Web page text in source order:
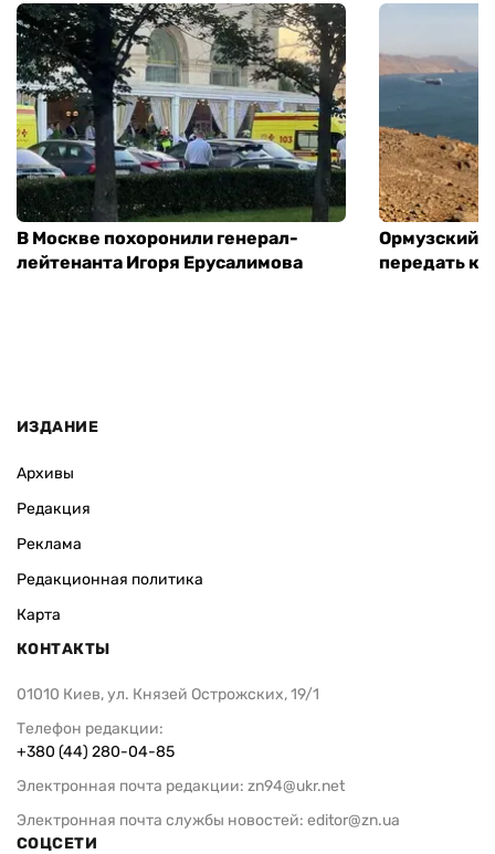
В Москве похоронили генерал-
лейтенанта Игоря Ерусалимова
Ормузский
передать
ИЗДАНИЕ
Архивы
Редакция
Реклама
Редакционная политика
Карта
КОНТАКТЫ
01010 Киев, ул. Князей Острожских, 19/1
Телефон редакции:
+380 (44) 280-04-85
Электронная почта редакции: zn94@ukr.net
Электронная почта службы новостей: editor@zn.ua
СОЦСЕТИ